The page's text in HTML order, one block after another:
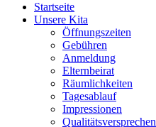
Startseite
Unsere Kita
Öffnungszeiten
Gebühren
Anmeldung
Elternbeirat
Räumlichkeiten
Tagesablauf
Impressionen
Qualitätsversprechen